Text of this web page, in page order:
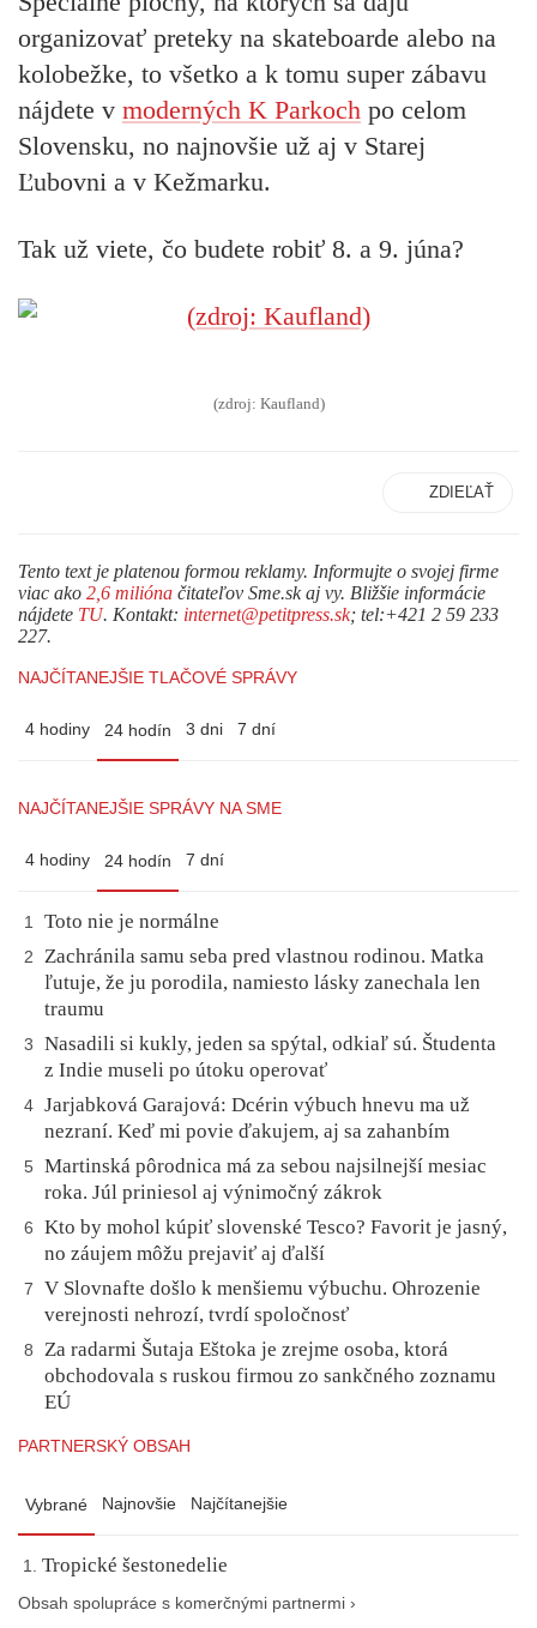
organizovať preteky na skateboarde alebo na
kolobežke, to všetko a k tomu super zábavu
nájdete v moderných K Parkoch po celom
Slovensku, no najnovšie už aj v Starej
Ľubovni a v Kežmarku.
Tak už viete, čo budete robiť 8. a 9. júna?
(zdroj: Kaufland)
ZDIEĽAŤ
Tento text je platenou formou reklamy. Informujte o svojej firme
viac ako 2,6 milióna čitateľov Sme.sk aj vy. Bližšie informácie
nájdete TU. Kontakt: internet@petitpress.sk; tel:+421 2 59 233
227.
NAJČÍTANEJŠIE TLAČOVÉ SPRÁVY
4 hodiny 24 hodín 3 dni 7 dní
NAJČÍTANEJŠIE SPRÁVY NA SME
4 hodiny 24 hodín 7 dní
1 Toto nie je normálne
2
Zachránila samu seba pred vlastnou rodinou. Matka
ľutuje, že ju porodila, namiesto lásky zanechala len
traumu
3
Nasadili si kukly, jeden sa spýtal, odkiaľ sú. Študenta
z Indie museli po útoku operovať
4 Jarjabková Garajová: Dcérin výbuch hnevu ma už
nezraní. Keď mi povie ďakujem, aj sa zahanbím
5
Martinská pôrodnica má za sebou najsilnejší mesiac
roka. Júl priniesol aj výnimočný zákrok
6
Kto by mohol kúpiť slovenské Tesco? Favorit je jasný,
no záujem môžu prejaviť aj ďalší
7
V Slovnafte došlo k menšiemu výbuchu. Ohrozenie
verejnosti nehrozí, tvrdí spoločnosť
8
Za radarmi Šutaja Eštoka je zrejme osoba, ktorá
obchodovala s ruskou firmou zo sankčného zoznamu
EÚ
PARTNERSKÝ OBSAH
Vybrané Najnovšie Najčítanejšie
Tropické šestonedelie
Obsah spolupráce s komerčnými partnermi ›